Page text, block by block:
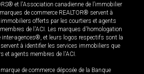
et l'Association canadienne de l’immobilier
de commerce REALTOR® servent à
offerts par les courtiers et agents
de l'ACI. Les marques d'homologation
agences®, et leurs logos respectifs sont la
à identifier les services immobiliers que
et agents membres de l'ACI.
de commerce déposée de la Banque